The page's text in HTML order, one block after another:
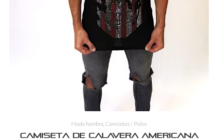
Moda hombre Camisetas / Polos
Camiseta de calavera americana